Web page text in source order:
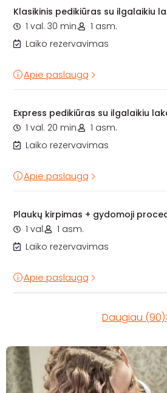
Klasikinis pedikiūras su ilgalaikiu
1 val. 30 min.
1 asm.
Laiko rezervavimas
Apie paslaugą
Express pedikiūras su ilgalaikiu
1 val. 20 min.
1 asm.
Laiko rezervavimas
Apie paslaugą
Plaukų kirpimas + gydomoji
1 val.
1 asm.
Laiko rezervavimas
Apie paslaugą
Daugiau